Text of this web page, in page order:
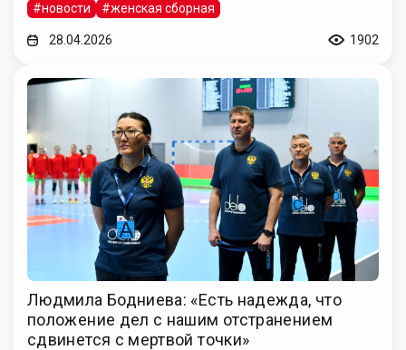
#новости #женская сборная
28.04.2026 1902
Людмила Бодниева: «Есть надежда, что
положение дел с нашим отстранением
сдвинется с мертвой точки»